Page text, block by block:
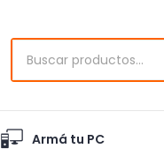
Armá tu PC